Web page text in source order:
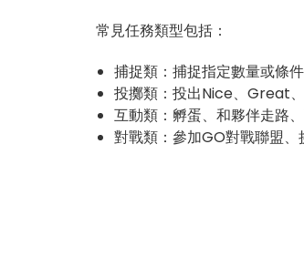
常見任務類型包括：
捕捉類：捕捉指定數量或條
投擲類：投出Nice、Great
互動類：孵蛋、和夥伴走路
對戰類：參加GO對戰聯盟